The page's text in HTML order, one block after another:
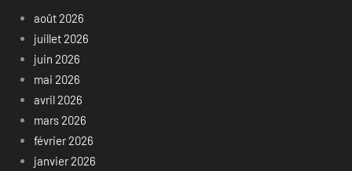
août 2026
juillet 2026
juin 2026
mai 2026
avril 2026
mars 2026
février 2026
janvier 2026